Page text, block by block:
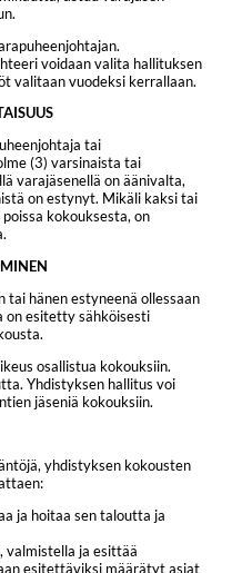
voidaan valita hallituksen
valitaan vuodeksi kerrallaan.
tai
(3) varsinaista tai
varajäsenellä on äänivalta,
on estynyt. Mikäli kaksi tai
kokouksesta, on
tai hänen estyneenä ollessaan
on esitetty sähköisesti
osallistua kokouksiin.
Yhdistyksen hallitus voi
jäseniä kokouksiin.
yhdistyksen kokousten
ja hoitaa sen taloutta ja
valmistella ja esittää
esitettäviksi määrätyt asiat